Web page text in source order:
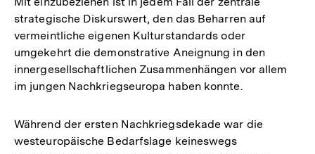
strategische Diskurswert, den das Beharren auf
vermeintliche eigenen Kulturstandards oder
umgekehrt die demonstrative Aneignung in den
innergesellschaftlichen Zusammenhängen vor allem
im jungen Nachkriegseuropa haben konnte.
Während der ersten Nachkriegsdekade war die
westeuropäische Bedarfslage keineswegs